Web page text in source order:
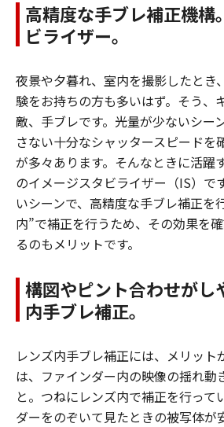
高精度な手ブレ補正機構
ビライザー。
夜景や夕暮れ、室内を撮影したとき
験をお持ちの方も多いはず。そう、
敵、手ブレです。光量が少ないシー
さない十分なシャッタースピードを
が多々あります。そんなときに活躍
のイメージスタビライザー（IS）で
いシーンで、高精度な手ブレ補正を
内”で補正を行うため、その効果を
るのもメリットです。
構図やピント合わせがし
内手ブレ補正。
レンズ内手ブレ補正には、メリット
は、ファインダー内の映像の揺れ動
と。つねにレンズ内で補正を行って
ダーをのぞいて見たときの被写体が